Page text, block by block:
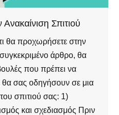
Σπιτιού
θα προχωρήσετε στην
άρθρο, θα
που πρέπει να
θα σας οδηγήσουν σε μια
σπιτιού σας: 1)
και σχεδιασμός Πριν